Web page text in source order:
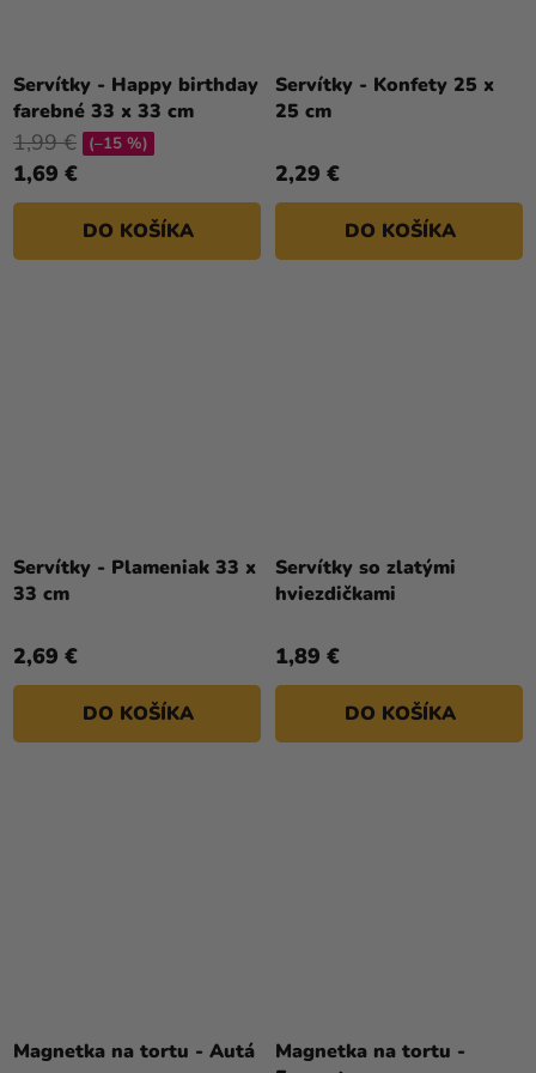
Servítky - Happy birthday
farebné 33 x 33 cm
1,69 €
1,99 € (–15 %)
DO KOŠÍKA
Servítky - Konfety 25 x
25 cm
2,29 €
DO KOŠÍKA
Servítky - Plameniak 33 x
33 cm
2,69 €
DO KOŠÍKA
Servítky so zlatými
hviezdičkami
1,89 €
DO KOŠÍKA
Magnetka na tortu - Autá
Magnetka na tortu -